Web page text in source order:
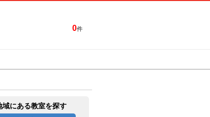
0件
域にある教室を探す